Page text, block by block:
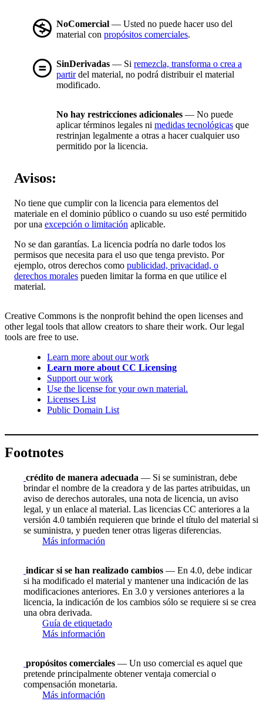
NoComercial — Usted no puede hacer uso del
material con propósitos comerciales.
SinDerivadas — Si remezcla, transforma o crea a
partirdel material, no podrá distribuir el material
modificado.
No hay restricciones adicionales — No puede
aplicar términos legales ni medidas tecnológicas que
restrinjan legalmente a otras a hacer cualquier uso
permitido por la licencia.
Avisos:
No tiene que cumplir con la licencia para elementos del
materiale en el dominio público o cuando su uso esté permitido
por una excepción o limitación aplicable.
No se dan garantías. La licencia podría no darle todos los
permisos que necesita para el uso que tenga previsto. Por
ejemplo, otros derechos como publicidad, privacidad, o
derechos morales pueden limitar la forma en que utilice el
material.
Creative Commons is the nonprofit behind the open licenses and
other legal tools that allow creators to share their work. Our legal
tools are free to use.
Learn more about our work
Learn more about CC Licensing
Support our work
Use the license for your own material.
Licenses List
Public Domain List
Footnotes
crédito de manera adecuada — Si se suministran, debe
brindar el nombre de la creadora y de las partes atribuidas, un
aviso de derechos autorales, una nota de licencia, un aviso
legal, y un enlace al material. Las licencias CC anteriores a la
versión 4.0 también requieren que brinde el título del material si
se suministra, y pueden tener otras ligeras diferencias.
Más información
indicar si se han realizado cambios — En 4.0, debe indicar
si ha modificado el material y mantener una indicación de las
modificaciones anteriores. En 3.0 y versiones anteriores a la
licencia, la indicación de los cambios sólo se requiere si se crea
una obra derivada.
Guía de etiquetado
Más información
propósitos comerciales — Un uso comercial es aquel que
pretende principalmente obtener ventaja comercial o
compensación monetaria.
Más información